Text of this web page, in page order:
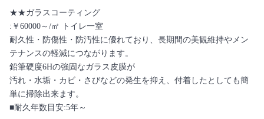
★★ガラスコーティング
:￥60000～/㎡ トイレ一室
耐久性・防傷性・防汚性に優れており、長期間の美観維持やメン
テナンスの軽減につながります。
鉛筆硬度6Hの強固なガラス皮膜が
汚れ・水垢・カビ・さびなどの発生を抑え、付着したとしても簡
単に掃除出来ます。
■耐久年数目安:5年～